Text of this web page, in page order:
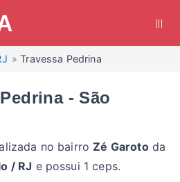
Travessa Pedrina
- São
no bairroZé Garotoda
/ RJ e possui 1 ceps.